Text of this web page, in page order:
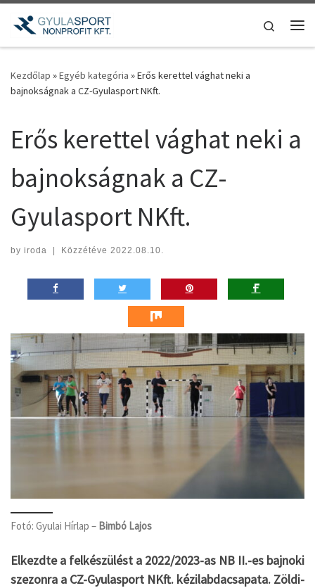
Teljes tartalom megjelenítése
Search
Kezdőlap »Egyéb kategória »Erős kerettel vághat neki a
bajnokságnak a CZ-Gyulasport NKft.
Erős kerettel vághat neki a
bajnokságnak a CZ-
Gyulasport NKft.
by iroda | Közzétéve 2022.08.10.
Fotó: Gyulai Hírlap – Bimbó Lajos
Elkezdte a felkészülést a 2022/2023-as NB II.-es bajnoki
szezonra a CZ-Gyulasport NKft. kézilabdacsapata. Zöldi-